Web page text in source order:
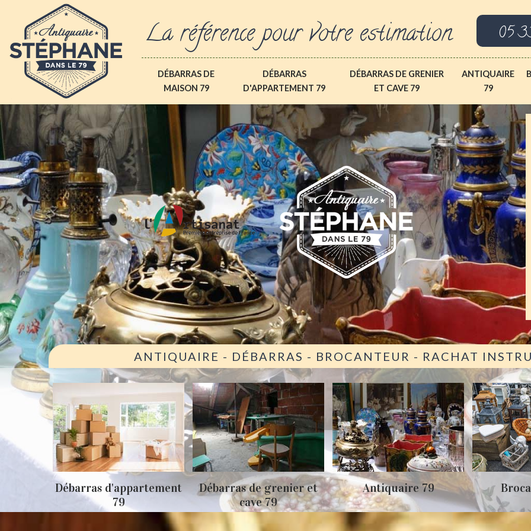
La référence pour votre estimation 05
DÉBARRAS DE
MAISON 79
DÉBARRAS
D'APPARTEMENT 79
DÉBARRAS DE GRENIER
ET CAVE 79
ANTIQUAIRE
79
ANTIQUAIRE - DÉBARRAS - BROCANTEUR - RACHAT
Débarras d'appartement
79
Débarras de grenier et
cave 79
Antiquaire 79